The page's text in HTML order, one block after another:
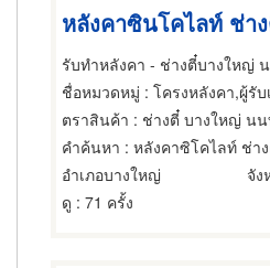
หลังคาซินโคไลท์ ช่า
รับทำหลังคา - ช่างตี๋บางใหญ่
ชื่อหมวดหมู่ : โครงหลังคา,ผู้รับเห
ตราสินค้า : ช่างตี๋ บางใหญ่ น
คำค้นหา : หลังคาซิโคไลท์ ช่า
อำเภอบางใหญ่
จั
ดู : 71 ครั้ง